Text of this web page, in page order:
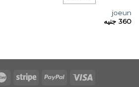
joeun
360 جنيه